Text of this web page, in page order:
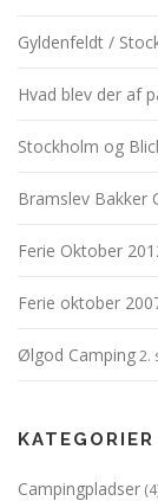
Gyldenfeldt /
Hvad blev der af
Stockholm og
Bramslev Bakker
Ferie Oktober
Ferie oktober
Ølgod Camping2.
KATEGORIER
Campingpladser